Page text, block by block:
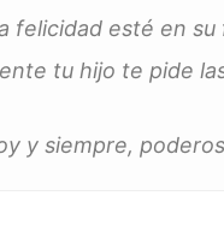
felicidad esté en su
tu hijo te pide
y siempre,